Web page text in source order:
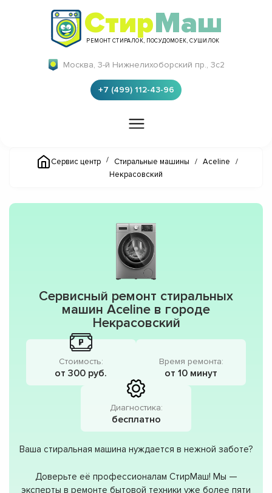
СтирМаш
РЕМОНТ СТИРАЛОК, ПОСУДОМОЕК, СУШИЛОК
Москва, 3-й Нижнелихоборский пр., 3с2
+7 (499) 112-43-96
Сервис центр / Стиральные машины / Aceline
/
Некрасовский
Сервисный ремонт стиральных
машин Aceline в городе
Некрасовский
Стоимость:
от 300 руб.
Время ремонта:
от 10 минут
Диагностика:
бесплатно
Ваша стиральная машина нуждается в нежной заботе?
Доверьте её профессионалам СтирМаш! Мы —
эксперты в ремонте бытовой техники уже более пяти